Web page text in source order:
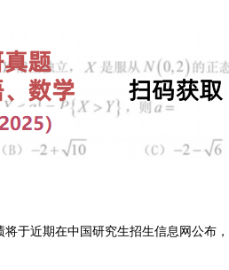
将于近期在中国研究生招生信息网公布